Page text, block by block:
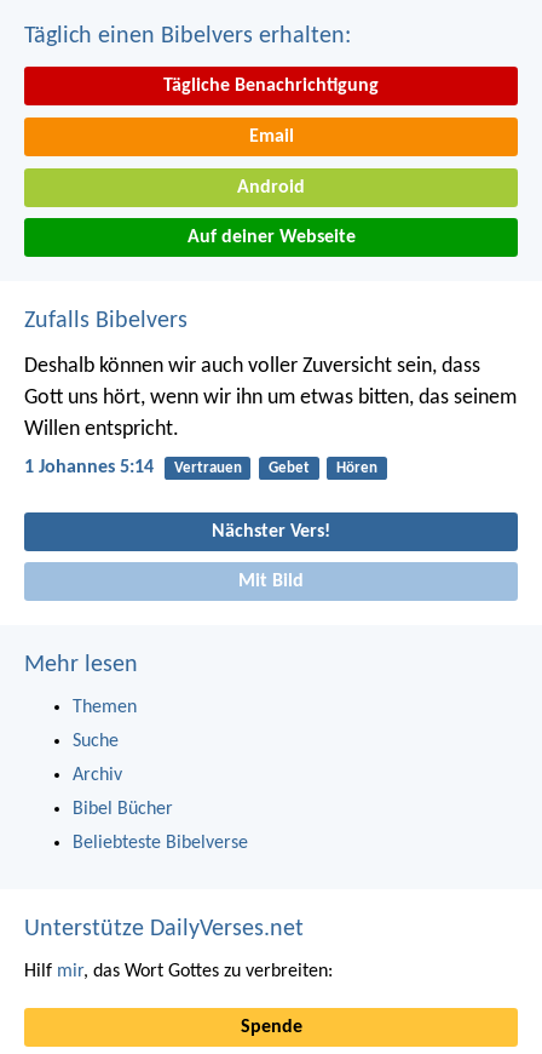
Täglich einen Bibelvers erhalten:
Tägliche Benachrichtigung
Email
Android
Auf deiner Webseite
Zufalls Bibelvers
Deshalb können wir auch voller Zuversicht sein, dass
Gott uns hört, wenn wir ihn um etwas bitten, das seinem
Willen entspricht.
1 Johannes 5:14 Vertrauen Gebet Hören
Nächster Vers!
Mit Bild
Mehr lesen
Themen
Suche
Archiv
Bibel Bücher
Beliebteste Bibelverse
Unterstütze DailyVerses.net
Hilf mir, das Wort Gottes zu verbreiten:
Spende